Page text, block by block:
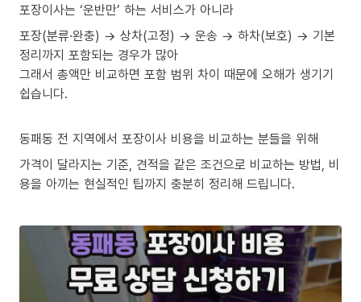
포장이사는 ‘운반만’ 하는 서비스가 아니라
포장(분류·완충) → 상차(고정) → 운송 → 하차(보호) → 기본
정리까지 포함되는 경우가 많아
그래서 총액만 비교하면 포함 범위 차이 때문에 오해가 생기기
쉽습니다.
동패동 전 지역에서 포장이사 비용을 비교하는 분들을 위해
가격이 달라지는 기준, 견적을 같은 조건으로 비교하는 방법, 비
용을 아끼는 현실적인 팁까지 충분히 정리해 드립니다.